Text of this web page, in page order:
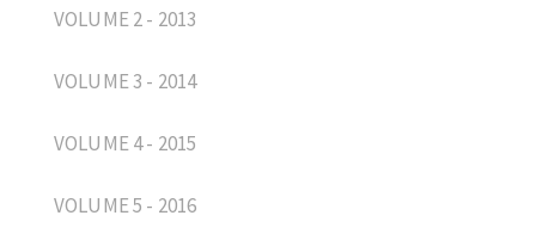
VOLUME 2 - 2013
VOLUME 3 - 2014
VOLUME 4 - 2015
VOLUME 5 - 2016